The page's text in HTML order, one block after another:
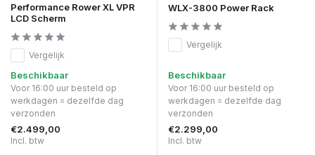
Performance Rower XL VPR
LCD Scherm
Vergelijk
Beschikbaar
Voor 16:00 uur besteld op
werkdagen = dezelfde dag
verzonden
€2.499,00
Incl. btw
WLX-3800 Power Rack
Vergelijk
Beschikbaar
Voor 16:00 uur besteld op
werkdagen = dezelfde dag
verzonden
€2.299,00
Incl. btw